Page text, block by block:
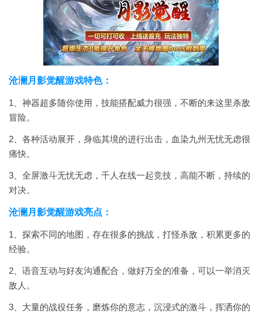
沧澜月影觉醒游戏特色：
1、神器超多随你使用，技能搭配威力很强，不断的来这里杀敌
冒险。
2、各种活动展开，身临其境的进行出击，血染九州无忧无虑很
痛快。
3、全屏激斗无忧无虑，千人在线一起竞技，高能不断，持续的
对决。
沧澜月影觉醒游戏亮点：
1、探索不同的地图，存在很多的挑战，打怪杀敌，积累更多的
经验。
2、语音互动与好友沟通配合，做好万全的准备，可以一举消灭
敌人。
3、大量的战役任务，磨炼你的意志，沉浸式的激斗，挥洒你的